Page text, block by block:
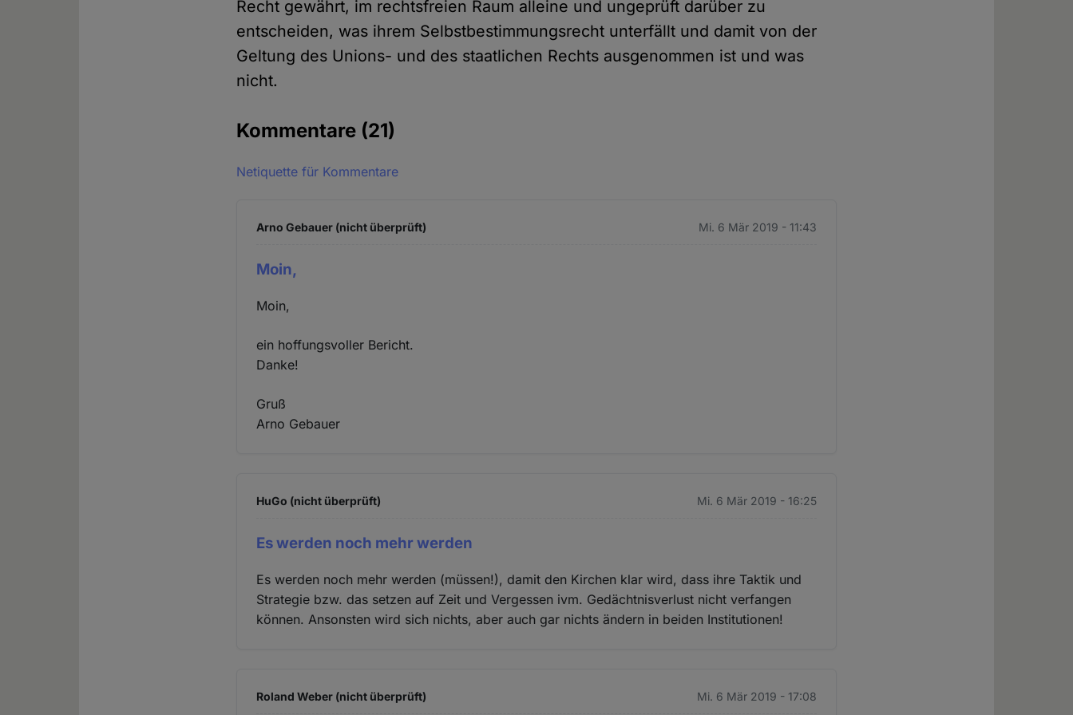
Recht gewährt, im rechtsfreien Raum alleine und ungeprüft darüber zu
entscheiden, was ihrem Selbstbestimmungsrecht unterfällt und damit von der
Geltung des Unions- und des staatlichen Rechts ausgenommen ist und was
nicht.
Kommentare (21)
Netiquette für Kommentare
Arno Gebauer (nicht überprüft) Mi. 6 Mär 2019 - 11:43
Moin,
Moin,
ein hoffungsvoller Bericht.
Danke!
Gruß
Arno Gebauer
HuGo (nicht überprüft) Mi. 6 Mär 2019 - 16:25
Es werden noch mehr werden
Es werden noch mehr werden (müssen!), damit den Kirchen klar wird, dass ihre Taktik und
Strategie bzw. das setzen auf Zeit und Vergessen ivm. Gedächtnisverlust nicht verfangen
können. Ansonsten wird sich nichts, aber auch gar nichts ändern in beiden Institutionen!
Roland Weber (nicht überprüft) Mi. 6 Mär 2019 - 17:08